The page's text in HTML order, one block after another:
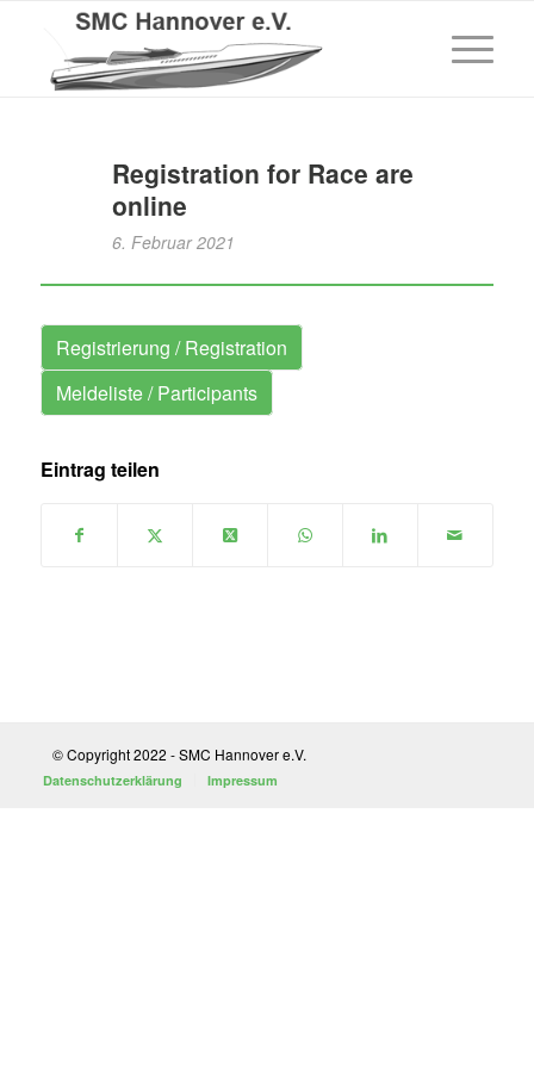
Registration for Race are
online
6. Februar 2021
Registrierung / Registration
Meldeliste / Participants
Eintrag teilen
© Copyright 2022 - SMC Hannover e.V.
Datenschutzerklärung Impressum